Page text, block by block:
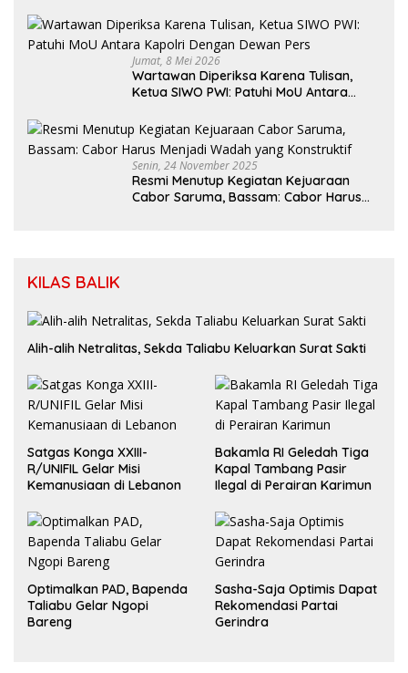
Jumat, 8 Mei 2026
Wartawan Diperiksa Karena Tulisan,
Ketua SIWO PWI: Patuhi MoU Antara
Senin, 24 November 2025
Resmi Menutup Kegiatan Kejuaraan
Cabor Saruma, Bassam: Cabor Harus
KILAS BALIK
Alih-alih Netralitas, Sekda Taliabu Keluarkan Surat Sakti
Satgas Konga XXIII-
R/UNIFIL Gelar Misi
Kemanusiaan di Lebanon
Bakamla RI Geledah Tiga
Kapal Tambang Pasir
Ilegal di Perairan Karimun
Optimalkan PAD, Bapenda
Taliabu Gelar Ngopi
Bareng
Sasha-Saja Optimis Dapat
Rekomendasi Partai
Gerindra